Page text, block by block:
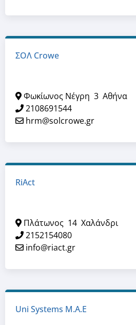
ΣΟΛ Crowe
Φωκίωνος Νέγρη 3 Αθήνα
2108691544
hrm@solcrowe.gr
RiAct
Πλάτωνος 14 Χαλάνδρι
2152154080
info@riact.gr
Uni Systems M.A.E